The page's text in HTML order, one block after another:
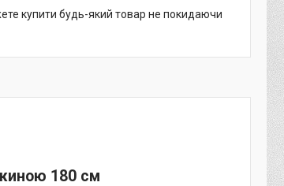
купити будь-який товар не покидаючи
180 см